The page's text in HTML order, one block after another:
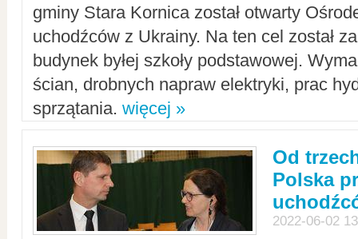
gminy Stara Kornica został otwarty
uchodźców z Ukrainy. Na ten cel został
budynek byłej szkoły podstawowej.
ścian, drobnych napraw elektryki, prac
sprzątania. więcej »
Od
Polska
2022-06-02